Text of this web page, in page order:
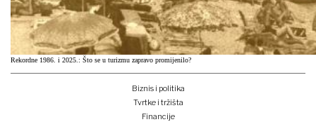
Rekordne 1986. i 2025.: Što se u turizmu zapravo promijenilo?
Biznis i politika
Tvrtke i tržišta
Financije